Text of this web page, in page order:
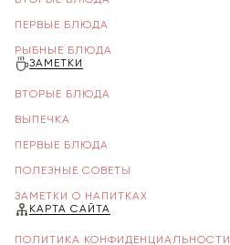
ПЕРВЫЕ БЛЮДА
РЫБНЫЕ БЛЮДА
ЗАМЕТКИ
ВТОРЫЕ БЛЮДА
ВЫПЕЧКА
ПЕРВЫЕ БЛЮДА
ПОЛЕЗНЫЕ СОВЕТЫ
ЗАМЕТКИ О НАПИТКАХ
КАРТА САЙТА
ПОЛИТИКА КОНФИДЕНЦИАЛЬНОСТИ